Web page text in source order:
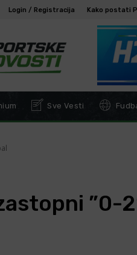
Login / Registracija Kako postati
Sve Vesti
”0-